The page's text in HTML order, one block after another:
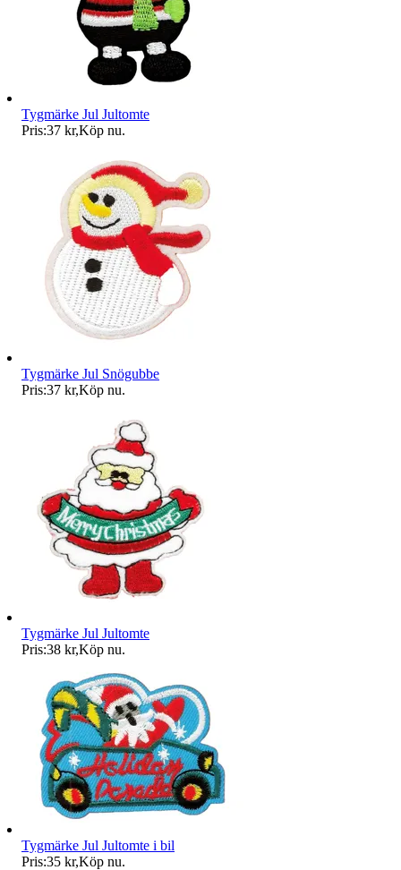
Tygmärke Jul Jultomte
Pris:37 kr,Köp nu.
Tygmärke Jul Snögubbe
Pris:37 kr,Köp nu.
Tygmärke Jul Jultomte
Pris:38 kr,Köp nu.
Tygmärke Jul Jultomte i bil
Pris:35 kr,Köp nu.